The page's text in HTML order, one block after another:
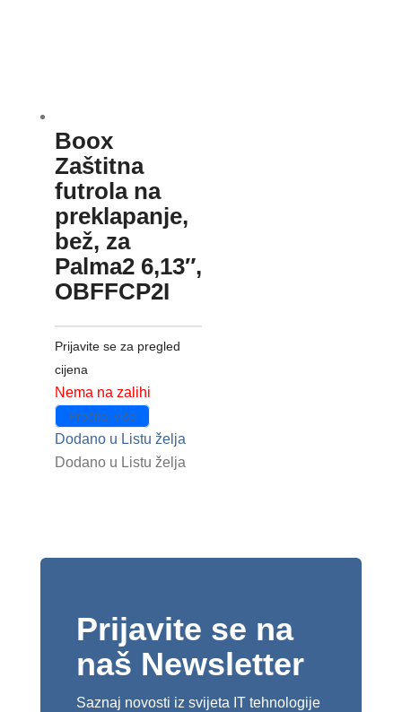
Boox
Zaštitna
futrola na
preklapanje,
bež, za
Palma2 6,13″,
OBFFCP2I
Prijavite se za pregled
cijena
Nema na zalihi
Pročitaj više
Dodano u Listu želja
Dodano u Listu želja
Prijavite se na
naš Newsletter
Saznaj novosti iz svijeta IT tehnologije